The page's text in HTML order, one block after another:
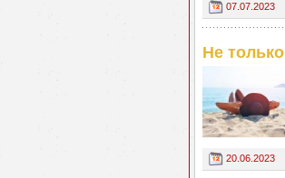
07.07.2023
Не
20.06.2023